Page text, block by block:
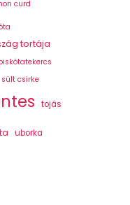
curd
tortája
sült csirke
tojás
uborka